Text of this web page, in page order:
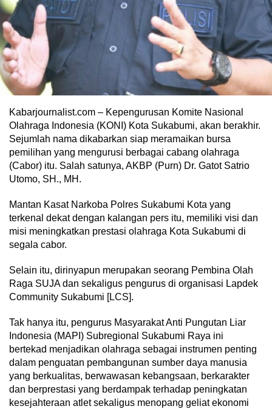
Kabarjournalist.com – Kepengurusan Komite Nasional
Olahraga Indonesia (KONI) Kota Sukabumi, akan berakhir.
Sejumlah nama dikabarkan siap meramaikan bursa
pemilihan yang mengurusi berbagai cabang olahraga
(Cabor) itu. Salah satunya, AKBP (Purn) Dr. Gatot Satrio
Utomo, SH., MH.
Mantan Kasat Narkoba Polres Sukabumi Kota yang
terkenal dekat dengan kalangan pers itu, memiliki visi dan
misi meningkatkan prestasi olahraga Kota Sukabumi di
segala cabor.
Selain itu, dirinyapun merupakan seorang Pembina Olah
Raga SUJA dan sekaligus pengurus di organisasi Lapdek
Community Sukabumi [LCS].
Tak hanya itu, pengurus Masyarakat Anti Pungutan Liar
Indonesia (MAPI) Subregional Sukabumi Raya ini
bertekad menjadikan olahraga sebagai instrumen penting
dalam penguatan pembangunan sumber daya manusia
yang berkualitas, berwawasan kebangsaan, berkarakter
dan berprestasi yang berdampak terhadap peningkatan
kesejahteraan atlet sekaligus menopang geliat ekonomi